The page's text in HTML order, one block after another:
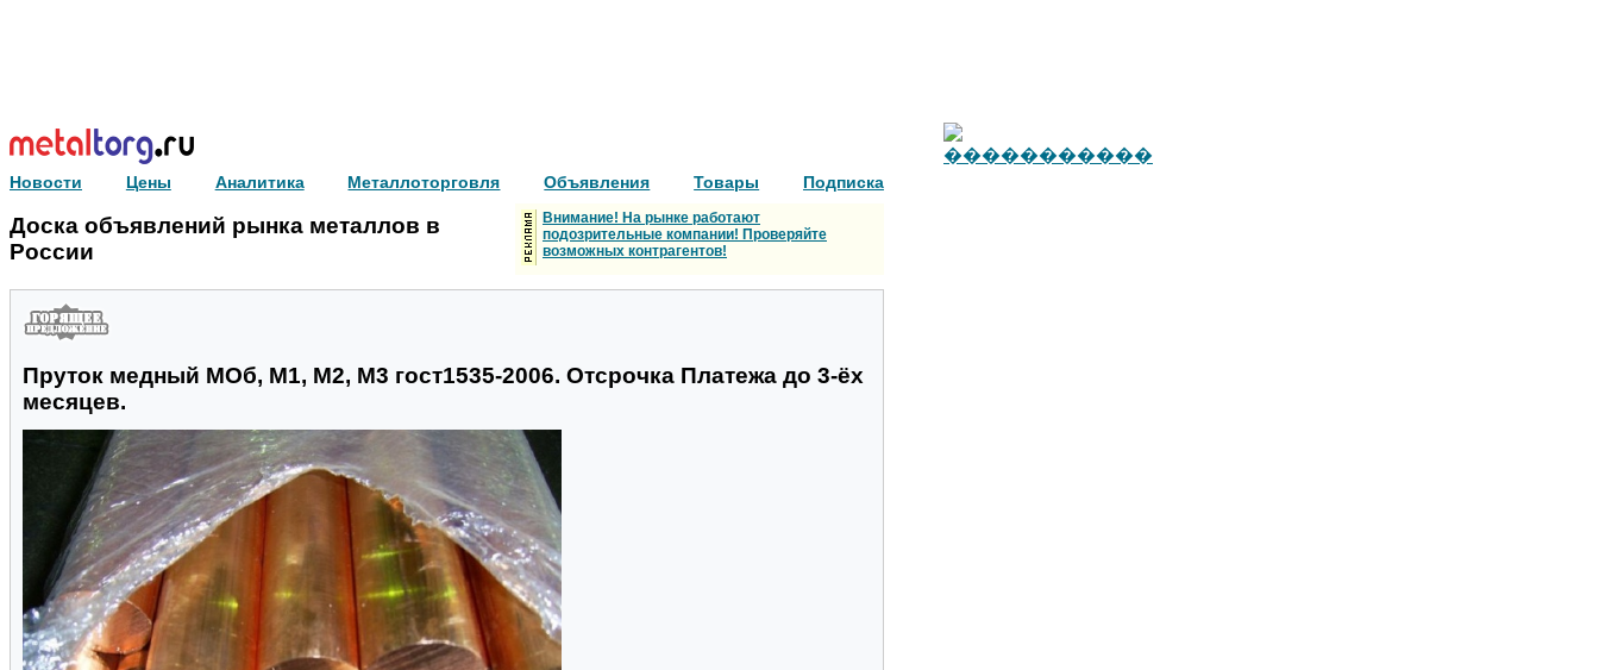
Новости Цены Аналитика Металлоторговля Объявления Товары Подписка
Доска объявлений рынка металлов в
России
Внимание! На рынке работают
подозрительные компании! Проверяйте
возможных контрагентов!
Пруток медный МОб, М1, М2, М3 гост1535-2006. Отсрочка Платежа до 3-ёх
месяцев.